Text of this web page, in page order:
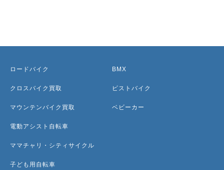
ロードバイク
クロスバイク買取
マウンテンバイク買取
電動アシスト自転車
ママチャリ・シティサイクル
子ども用自転車
BMX
ピストバイク
ベビーカー